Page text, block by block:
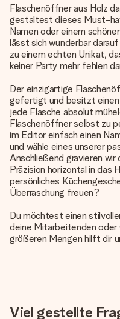
Flaschenöffner aus Holz
gestaltest dieses Must-
Namen oder einem
lässt sich wunderbar
zu einem echten Unikat,
keiner Party mehr fehlen
Der einzigartige
gefertigt und besitzt
jede Flasche absolut
Flaschenöffner selbst zu
im Editor einfach einen
und wähle eines unserer
Anschließend gravieren
Präzision horizontal in das
persönliches
Überraschung freuen?
Du möchtest einen
deine Mitarbeitenden
größeren Mengen hilft dir
Viel gestellte